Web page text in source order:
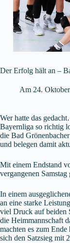
Der Erfolg hält an –
Am 24.
Wer hatte das
Bayernliga so richtig
die Bad
und belegen damit
Mit einem Endstand
vergangenen
In einem
an eine starke
viel Druck auf beiden
die Heimmannschaft
machten es zum
sich den Satzsieg mit